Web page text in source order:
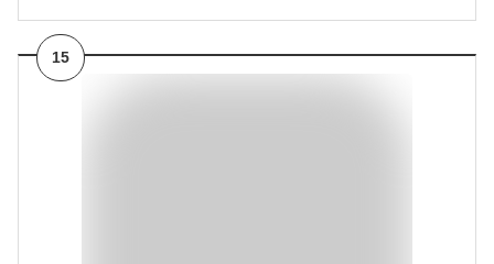
15